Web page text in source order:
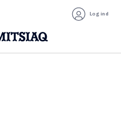
Log ind